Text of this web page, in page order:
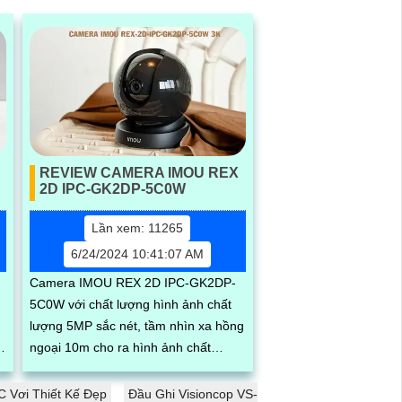
REVIEW CAMERA IMOU REX
2D IPC-GK2DP-5C0W
Lần xem: 11265
6/24/2024 10:41:07 AM
Camera IMOU REX 2D IPC-GK2DP-
5C0W với chất lượng hình ảnh chất
lượng 5MP sắc nét, tầm nhìn xa hồng
ngoại 10m cho ra hình ảnh chất
lượng trong điều kiện ánh sáng yếu.
Một trong...
Vơi Thiết Kế Đẹp Đầu Ghi Visioncop VS-